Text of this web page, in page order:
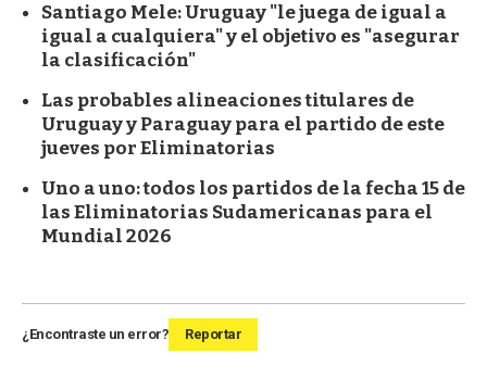
Santiago Mele: Uruguay "le juega de igual a
igual a cualquiera" y el objetivo es "asegurar
la clasificación"
Las probables alineaciones titulares de
Uruguay y Paraguay para el partido de este
jueves por Eliminatorias
Uno a uno: todos los partidos de la fecha 15 de
las Eliminatorias Sudamericanas para el
Mundial 2026
¿Encontraste un error? Reportar